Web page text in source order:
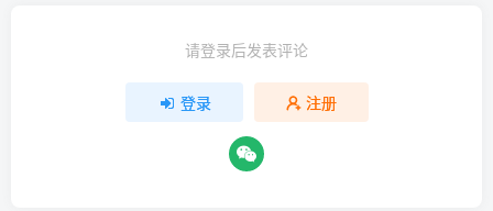
请登录后发表评论
登录 注册